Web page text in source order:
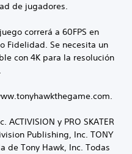
de jugadores.
correrá a 60FPS en
Fidelidad. Se necesita un
con 4K para la resolución
y PRO SKATER
Publishing, Inc. TONY
de Tony Hawk, Inc. Todas